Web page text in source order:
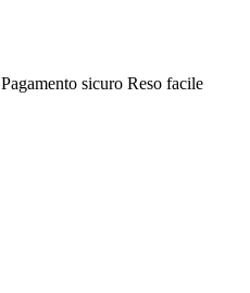
Pagamento sicuro Reso facile